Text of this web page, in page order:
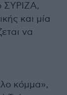
ΣΥΡΙΖΑ,
και μία
να
κόμμα»,